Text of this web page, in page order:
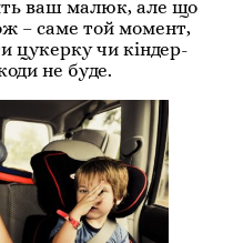
ваш малюк, але що
– саме той момент,
цукерку чи кіндер-
не буде.